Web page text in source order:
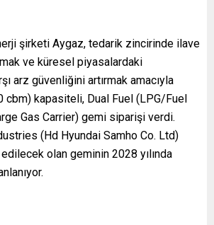
şirketi Aygaz, tedarik zincirinde ilave
ve küresel piyasalardaki
arz güvenliğini artırmak amacıyla
cbm) kapasiteli, Dual Fuel (LPG/Fuel
Gas Carrier) gemi siparişi verdi.
(Hd Hyundai Samho Co. Ltd)
olan geminin 2028 yılında